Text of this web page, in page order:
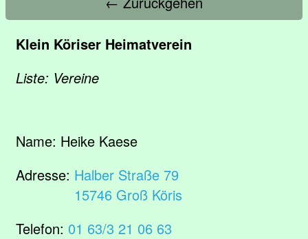
Klein Köriser Heimatverein
Liste: Vereine
Name: Heike Kaese
Adresse: Halber Straße 79
15746 Groß Köris
Telefon: 01 63/3 21 06 63